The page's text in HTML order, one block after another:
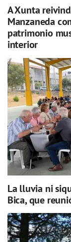
A Xunta
Manzaneda
patrimonio
interior
La lluvia ni
Bica, que